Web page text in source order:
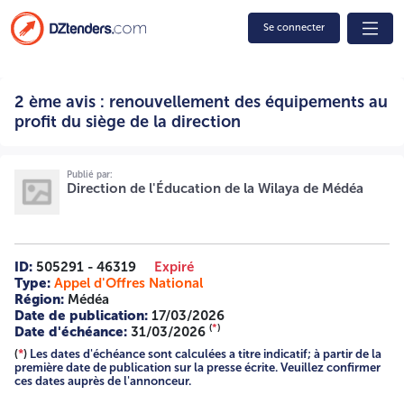
Se connecter
siège de la direction - 2616009392 RÉPUBLIQUE
ALGÉRIENNE DÉMOCRATIQUE ET POPULAIRE DIRECTION
DE L'EDUCATION DE WILAYA DE MEDEA AVIS D'APPEL
MINIMALES N° ./2026 Identification Fiscale :
096216019049130 La Direction de l’éducation de la Wilaya
de Médéa, lance un avis d’appel d’offres ouvert avec
Équipements informatique et frigidaire ELIGIBILITE DES
CANDIDATS Les soumissionnaires doivent répondre aux
conditions d’éligibilité suivantes Conformément à l’article
43, 44,45 du décret présidentiel N 12-23 du 05 /08/2023,
partant réglementation des marchés publics et des
délégations de service public. En cas de soumissionnaire
seul : Les soumissionnaires doivent obligatoirement
disposer de tous les documents prouvant leur moyens
2 ème avis : renouvellement des équipements au
profit du siège de la direction
Publié par:
Direction de l'Éducation de la Wilaya de Médéa
ID: 505291 - 46319
Expiré
Type: Appel d'Offres National
Région: Médéa
Date de publication: 17/03/2026
Date d'échéance: 31/03/2026 (*)
(*) Les dates d'échéance sont calculées a titre indicatif; à partir de la
première date de publication sur la presse écrite. Veuillez confirmer
ces dates auprès de l'annonceur.